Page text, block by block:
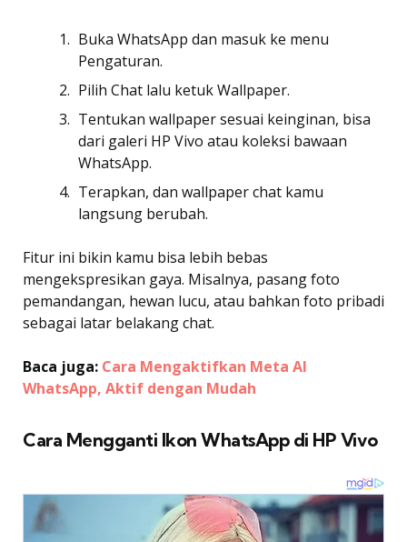
Buka WhatsApp dan masuk ke menu
Pengaturan.
Pilih Chat lalu ketuk Wallpaper.
Tentukan wallpaper sesuai keinginan, bisa
dari galeri HP Vivo atau koleksi bawaan
WhatsApp.
Terapkan, dan wallpaper chat kamu
langsung berubah.
Fitur ini bikin kamu bisa lebih bebas
mengekspresikan gaya. Misalnya, pasang foto
pemandangan, hewan lucu, atau bahkan foto pribadi
sebagai latar belakang chat.
Baca juga: Cara Mengaktifkan Meta AI
WhatsApp, Aktif dengan Mudah
Cara Mengganti Ikon WhatsApp di HP Vivo